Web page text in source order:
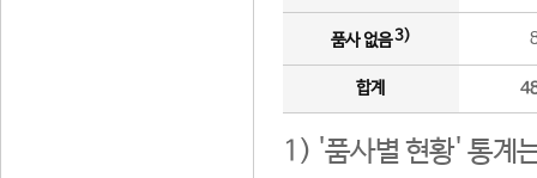
품사 없음3)
합계
1) '품사별 현황' 통계